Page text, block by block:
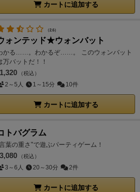
カートに追加する
（2.6）
ォンテッド★ウォンバット
かる……。わかるぞ……。 このウォンバット
万バットだ！！
1,320 （税込）
2～5人 1～15分 10件
カートに追加する
トバグラム
葉の重さ"で遊ぶパーティゲーム！
3,080 （税込）
3～6人 20～30分 2件
カートに追加する